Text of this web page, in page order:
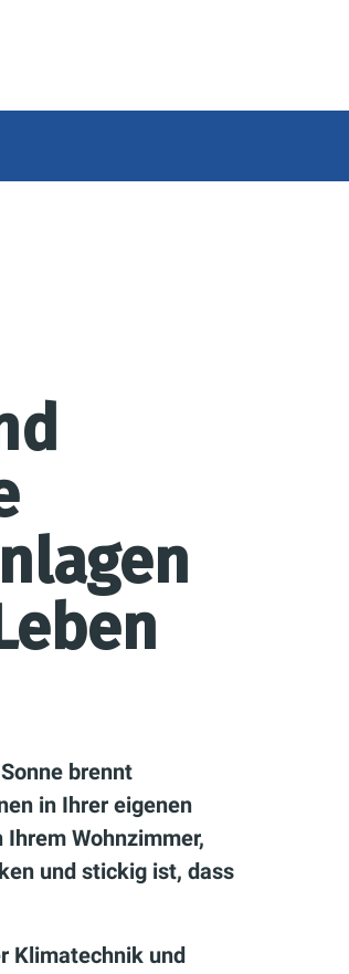
brennt
in Ihrer eigenen
Wohnzimmer,
und stickig ist, dass
Klimatechnik und